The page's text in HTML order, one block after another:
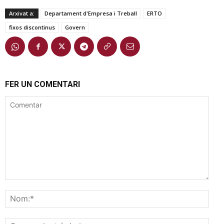
Arxivat a: Departament d'Empresa i Treball
ERTO
fixos discontinus
Govern
FER UN COMENTARI